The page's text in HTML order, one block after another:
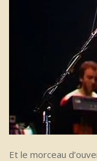
Et le morceau